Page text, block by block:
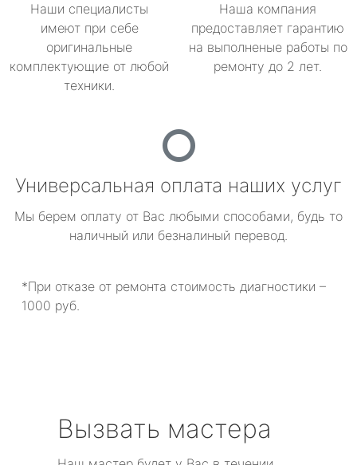
Наши специалисты
имеют при себе
оригинальные
комплектующие от любой
техники.
Наша компания
предоставляет гарантию
на выполненые работы по
ремонту до 2 лет.
Универсальная оплата наших услуг
Мы берем оплату от Вас любыми способами, будь то
наличный или безналиный перевод.
*При отказе от ремонта стоимость диагностики –
1000 руб.
Вызвать мастера